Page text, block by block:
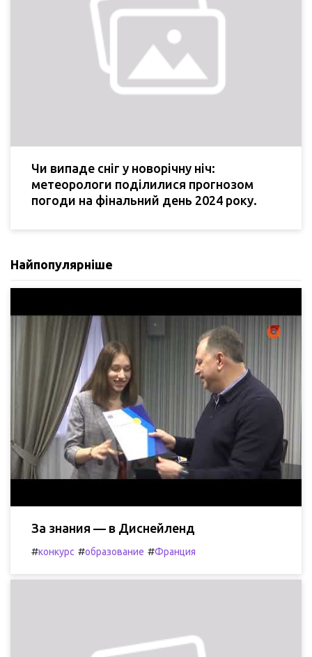
Чи випаде сніг у новорічну ніч:
метеорологи поділилися прогнозом
погоди на фінальний день 2024 року.
Найпопулярніше
За знания — в Диснейленд
#конкурс #образование #Франция